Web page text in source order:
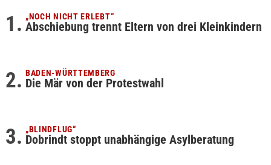
„NOCH NICHT ERLEBT“
Abschiebung trennt Eltern von drei Kleinkindern
BADEN-WÜRTTEMBERG
Die Mär von der Protestwahl
„BLINDFLUG“
Dobrindt stoppt unabhängige Asylberatung